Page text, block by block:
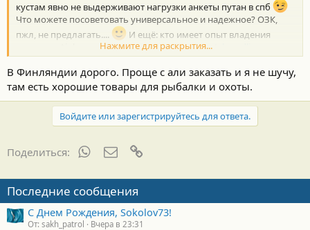
кустам явно не выдерживают нагрузки анкеты путан в спб
Что можете посоветовать универсальное и надежное? ОЗК,
пжл, не предлагать....
И ещё: кто имеет опыт владения
сапогами Aigle, типа:https://ohota-magazin.ru/obuv-dlja-...z-
kauchuka-aigle-parcours-2-generation-vario/
Нажмите для раскрытия...
В Финляндии дорого. Проще с али заказать и я не шучу,
там есть хорошие товары для рыбалки и охоты.
Войдите или зарегистрируйтесь для ответа.
Поделиться: WhatsAppЭлектронная почта
Последние сообщения
С Днем Рождения, Sokolov73!
От: sakh_patrol Вчера в 23:31